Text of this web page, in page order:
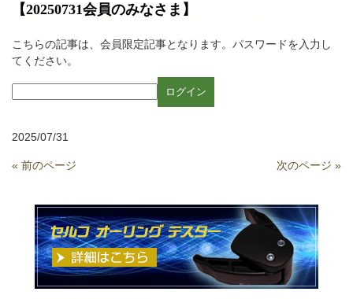
【20250731会員のみなさま】
こちらの記事は、会員限定記事となります。パスワードを入力し
てください。
2025/07/31
« 前のページ 次のページ »